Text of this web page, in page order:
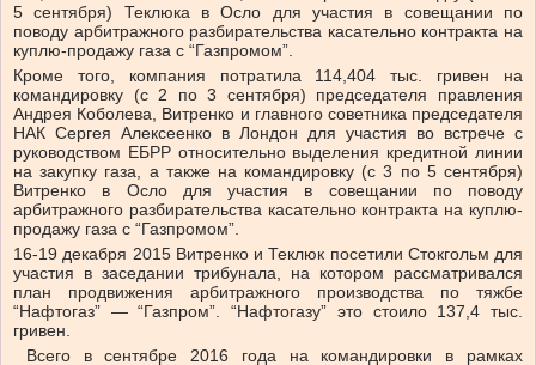
5 сентября) Теклюка в Осло для участия в совещании по
поводу арбитражного разбирательства касательно контракта на
куплю-продажу газа с “Газпромом”.
Кроме того, компания потратила 114,404 тыс. гривен на
командировку (с 2 по 3 сентября) председателя правления
Андрея Коболева, Витренко и главного советника председателя
НАК Сергея Алексеенко в Лондон для участия во встрече с
руководством ЕБРР относительно выделения кредитной линии
на закупку газа, а также на командировку (с 3 по 5 сентября)
Витренко в Осло для участия в совещании по поводу
арбитражного разбирательства касательно контракта на куплю-
продажу газа с “Газпромом”.
16-19 декабря 2015 Витренко и Теклюк посетили Стокгольм для
участия в заседании трибунала, на котором рассматривался
план продвижения арбитражного производства по тяжбе
“Нафтогаз” — “Газпром”. “Нафтогазу” это стоило 137,4 тыс.
гривен.
Всего в сентябре 2016 года на командировки в рамках